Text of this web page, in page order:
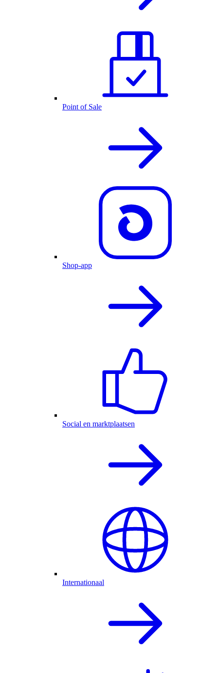
Point of Sale
Shop-app
Social en marktplaatsen
Internationaal